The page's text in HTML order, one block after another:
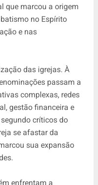
que marcou a origem
no Espírito
e nas
das igrejas. À
passam a
complexas, redes
gestão financeira e
críticos do
se afastar da
sua expansão
enfrentam a